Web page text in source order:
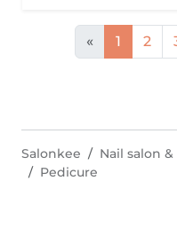
« 1 2
Salonkee Nail salon
Pedicure